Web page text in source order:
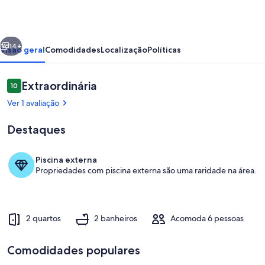
com
piscina,churrasqueira,
suite,banheira,
Wi-
Varanda
Próximo
14+
Visão geralComodidadesLocalizaçãoPolíticas
Avaliações
1010 de 10
Extraordinária
Ver 1 avaliação
Destaques
Piscina externa
Propriedades com piscina externa são uma raridade na área.
2 quartos 2 banheiros Acomoda 6 pessoas
Comodidades populares